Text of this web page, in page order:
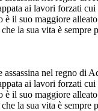
ai lavori forzati
il suo maggiore
la sua vita è
nel regno di
ai lavori forzati
il suo maggiore
la sua vita è